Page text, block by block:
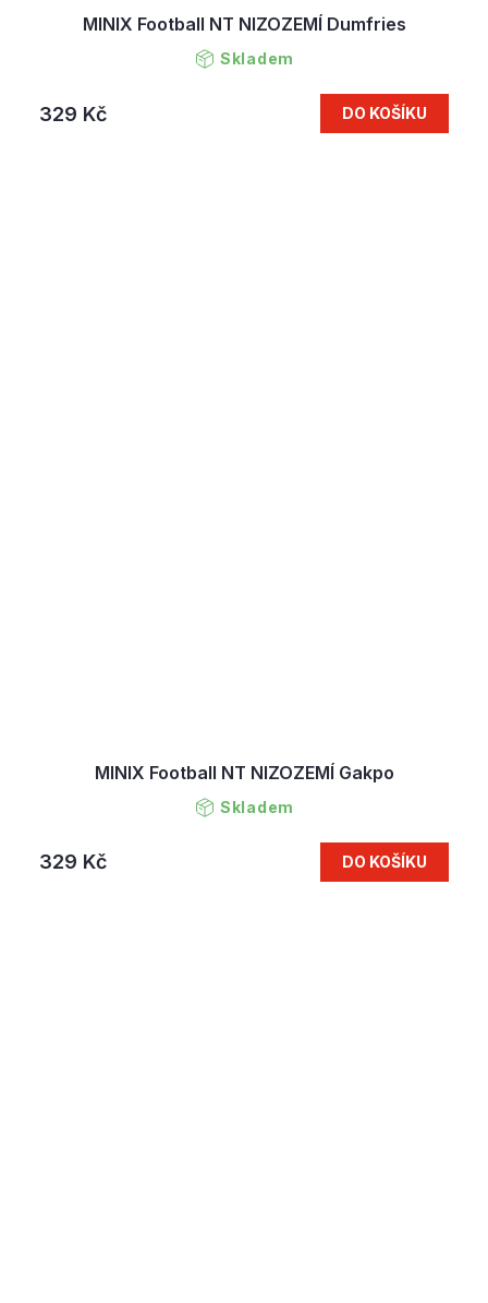
MINIX Football NT NIZOZEMÍ Dumfries
Skladem
329 Kč DO KOŠÍKU
MINIX Football NT NIZOZEMÍ Gakpo
Skladem
329 Kč DO KOŠÍKU